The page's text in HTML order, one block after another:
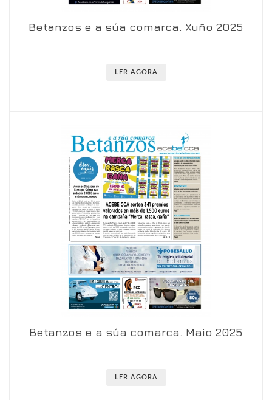
Ver en visor Ver en detalle
Betanzos e a súa comarca. Xuño 2025
LER AGORA
Ver en visor Ver en detalle
Betanzos e a súa comarca. Maio 2025
LER AGORA